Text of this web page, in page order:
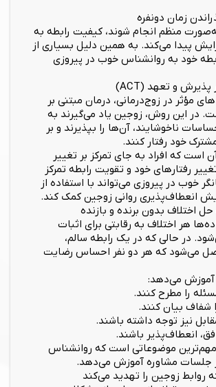
زمان دونفره
منظم انجام شوند، کیفیت رابطه به
پیدا می‌کند. به همین دلیل بسیاری از
خود به روانشناس خوب در پیروزی
مؤثر در زوج‌درمانی، درمان مبتنی بر
در این روش، زوجین یاد می‌گیرند به
ناخوشایند، آن‌ها را بپذیرند و بر
خود رفتار کنند.
که افراد به جای تمرکز بر تغییر
رفتارهای خود و تقویت رابطه تمرکز
خوب در پیروزی می‌تواند با استفاده از
انعطاف‌پذیری روانی زوجین کمک کند.
هر اختلاف به رقابتی برای اثبات
در حالی که در یک رابطه سالم،
می‌شود که هر دو نفر احساس رضایت
آموزش می‌دهد:
را مطرح کنند.
شفاف بیان کنند.
نیز توجه داشته باشند.
انعطاف‌پذیر باشند.
مهم‌ترین موضوعاتی است که روانشناس
جلسات مشاوره آموزش می‌دهد.
روابط زوجین را تهدید می‌کند